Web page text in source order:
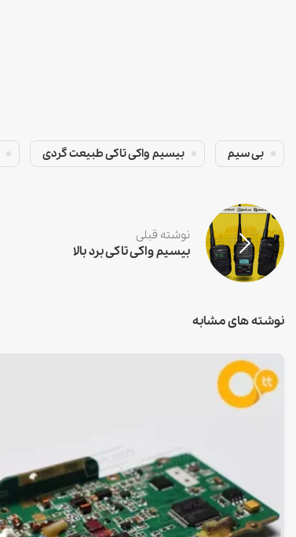
بی سیم بیسیم واکی تاکی طبیعت گردی
نوشته قبلی
بیسیم واکی تاکی برد بالا
نوشته های مشابه